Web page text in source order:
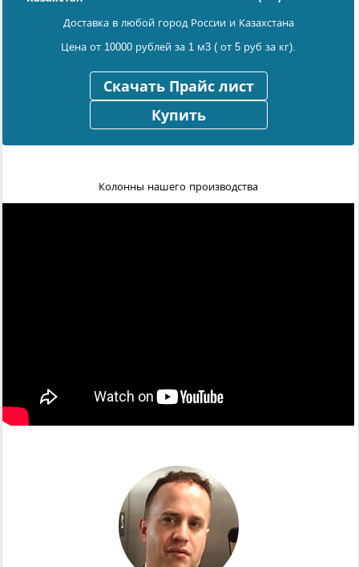
Доставка в любой город России и Казахстана
Цена от 10000 рублей за 1 м3 ( от 5 руб за кг).
Скачать Прайс лист
Купить
Колонны нашего производства